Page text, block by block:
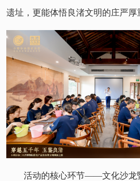
遗址，更能体悟良渚文明的庄严厚
活动的核心环节——文化沙龙